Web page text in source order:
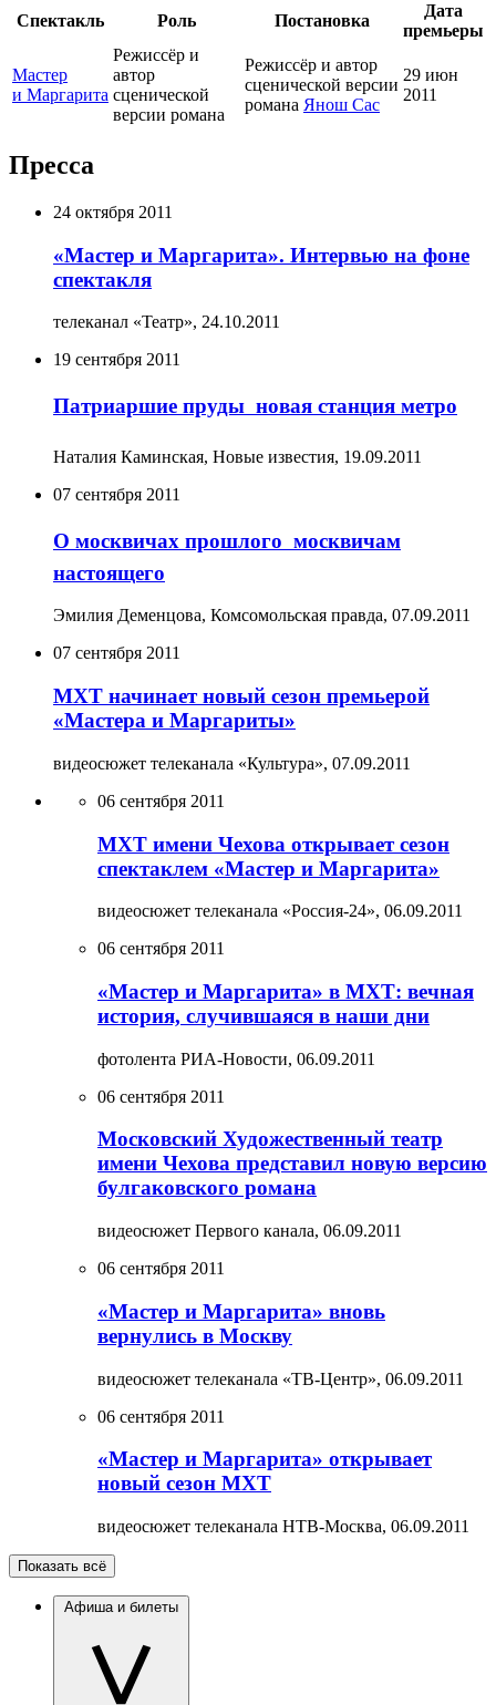
Спектакль Роль Постановка
Дата
премьеры
Мастер
и Маргарита
Режиссёр и
автор
сценической
версии романа
Режиссёр и автор
сценической версии
романа Янош Сас
29 июн
2011
Пресса
24 октября 2011
«Мастер и Маргарита». Интервью на фоне
спектакля
телеканал «Театр», 24.10.2011
19 сентября 2011
Патриаршие пруды  новая станция метро
Наталия Каминская, Новые известия, 19.09.2011
07 сентября 2011
О москвичах прошлого  москвичам
настоящего
Эмилия Деменцова, Комсомольская правда, 07.09.2011
07 сентября 2011
МХТ начинает новый сезон премьерой
«Мастера и Маргариты»
видеосюжет телеканала «Культура», 07.09.2011
06 сентября 2011
МХТ имени Чехова открывает сезон
спектаклем «Мастер и Маргарита»
видеосюжет телеканала «Россия-24», 06.09.2011
06 сентября 2011
«Мастер и Маргарита» в МХТ: вечная
история, случившаяся в наши дни
фотолента РИА-Новости, 06.09.2011
06 сентября 2011
Московский Художественный театр
имени Чехова представил новую версию
булгаковского романа
видеосюжет Первого канала, 06.09.2011
06 сентября 2011
«Мастер и Маргарита» вновь
вернулись в Москву
видеосюжет телеканала «ТВ-Центр», 06.09.2011
06 сентября 2011
«Мастер и Маргарита» открывает
новый сезон МХТ
видеосюжет телеканала НТВ-Москва, 06.09.2011
Показать всё
Афиша и билеты